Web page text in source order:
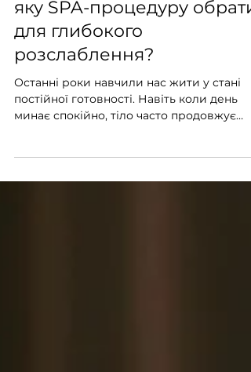
Відновлення після стресу:
яку SPA-процедуру обрати
для глибокого
розслаблення?
Останні роки навчили нас жити у стані
відпочинок більше не приносить відчуття